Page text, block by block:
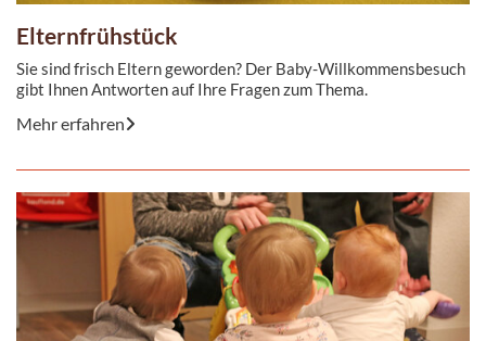
Elternfrühstück
Sie sind frisch Eltern geworden? Der Baby-Willkommensbesuch
gibt Ihnen Antworten auf Ihre Fragen zum Thema.
Mehr erfahren